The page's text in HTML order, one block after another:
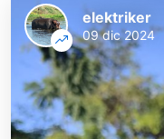
elektriker
09 dic 2024